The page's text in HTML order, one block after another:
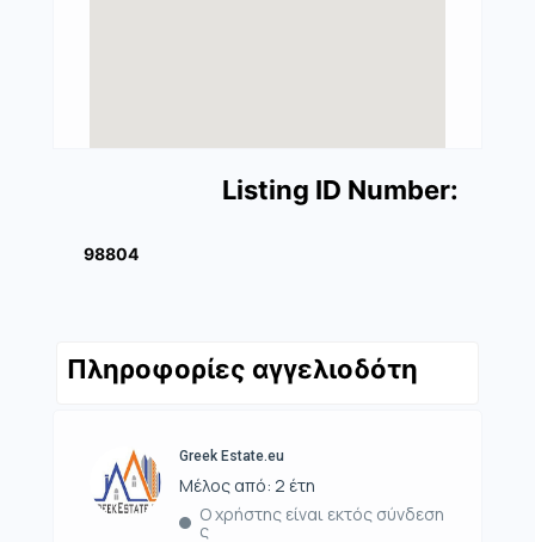
Listing ID Number:
98804
Πληροφορίες αγγελιοδότη
Greek Estate.eu
Μέλος από: 2 έτη
Ο χρήστης είναι εκτός σύνδεση
ς